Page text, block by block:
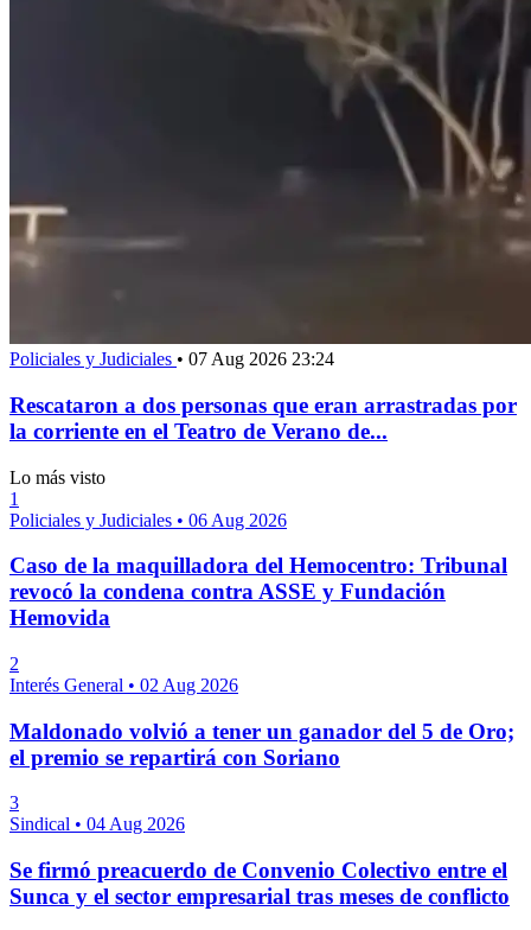
Policiales y Judiciales • 07 Aug 2026 23:24
Rescataron a dos personas que eran arrastradas por
la corriente en el Teatro de Verano de...
Lo más visto
1
Policiales y Judiciales • 06 Aug 2026
Caso de la maquilladora del Hemocentro: Tribunal
revocó la condena contra ASSE y Fundación
Hemovida
2
Interés General • 02 Aug 2026
Maldonado volvió a tener un ganador del 5 de Oro;
el premio se repartirá con Soriano
3
Sindical • 04 Aug 2026
Se firmó preacuerdo de Convenio Colectivo entre el
Sunca y el sector empresarial tras meses de conflicto